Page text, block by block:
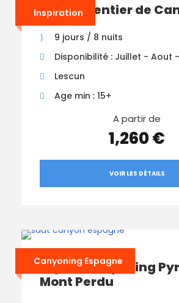
Inspiration
Trek le Sentier de
9 jours / 8 nuits
Disponibilité : Juillet - Aout
Lescun
Age min : 15+
A partir de
1,260 €
VOIR LES DÉTAILS
Canyoning Espagne
Séjour Canyoning
Mont Perdu